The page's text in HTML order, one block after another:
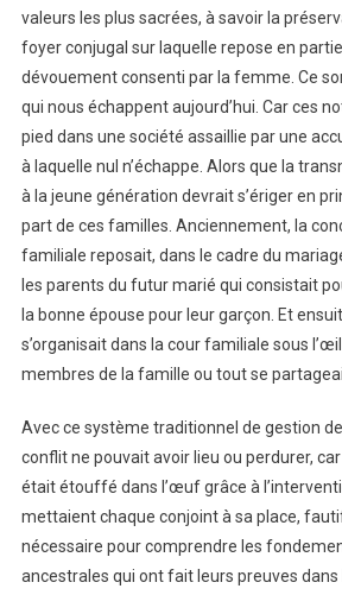
valeurs les plus sacrées, à savoir la
foyer conjugal sur laquelle repose en
dévouement consenti par la femme. Ce
qui nous échappent aujourd’hui. Car ces
pied dans une société assaillie par une
à laquelle nul n’échappe. Alors que la
à la jeune génération devrait s’ériger en
part de ces familles. Anciennement, la
familiale reposait, dans le cadre du
les parents du futur marié qui consistait
la bonne épouse pour leur garçon. Et
s’organisait dans la cour familiale sous
membres de la famille ou tout se
Avec ce système traditionnel de gestion
conflit ne pouvait avoir lieu ou perdurer,
était étouffé dans l’œuf grâce à
mettaient chaque conjoint à sa place,
nécessaire pour comprendre les
ancestrales qui ont fait leurs preuves